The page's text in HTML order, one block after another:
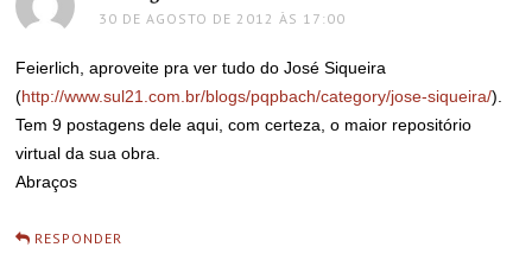
30 DE AGOSTO DE 2012 ÀS 17:00
Feierlich, aproveite pra ver tudo do José Siqueira
(http://www.sul21.com.br/blogs/pqpbach/category/jose-siqueira/).
Tem 9 postagens dele aqui, com certeza, o maior repositório
virtual da sua obra.
Abraços
RESPONDER